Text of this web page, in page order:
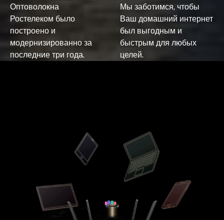
Оптоволокна
Ростелеком было
построено и
модернизированно за
последние три года.
Мы заботимся, чтобы
Ваш домашний интернет
был выгодным и
быстрым для любых
целей.